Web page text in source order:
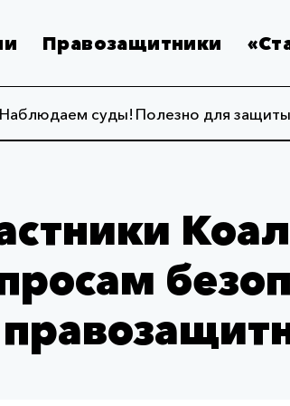
Правозащитники
Наблюдаем суды! Полезно для защиты